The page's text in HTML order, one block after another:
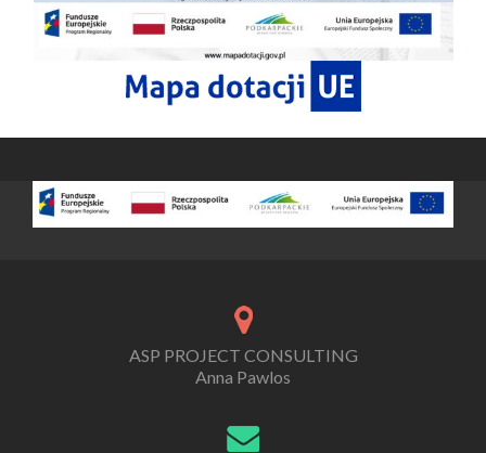
ASP PROJECT CONSULTING
Anna Pawlos